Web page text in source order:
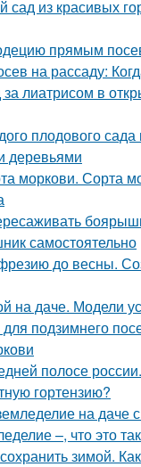
из красивых
прямым
на рассаду:
лиатрисом в
плодового сада
деревьями
моркови. Сорта
самостоятельно
до весны.
на даче. Модели
подзимнего
полосе
гортензию?
на даче
–, что это
зимой.